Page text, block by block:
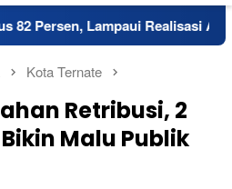
Realisasi Anggaran
Kota Ternate
Retribusi, 2
Malu Publik